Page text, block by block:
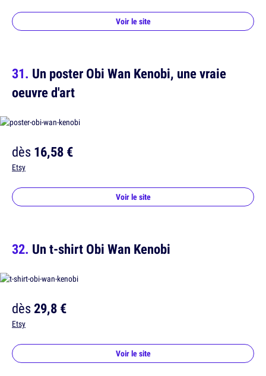
Voir le site
Un poster Obi Wan Kenobi, une vraie
oeuvre d'art
dès16,58 €
Etsy
Voir le site
Un t-shirt Obi Wan Kenobi
dès29,8 €
Etsy
Voir le site